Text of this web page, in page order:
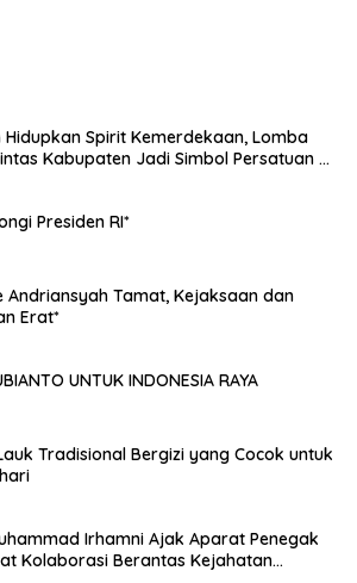
Hidupkan Spirit Kemerdekaan, Lomba
Kabupaten Jadi Simbol Persatuan di
Presiden RI*
Andriansyah Tamat, Kejaksaan dan
Erat*
UNTUK INDONESIA RAYA
Tradisional Bergizi yang Cocok untuk
Irhamni Ajak Aparat Penegak
Kolaborasi Berantas Kejahatan